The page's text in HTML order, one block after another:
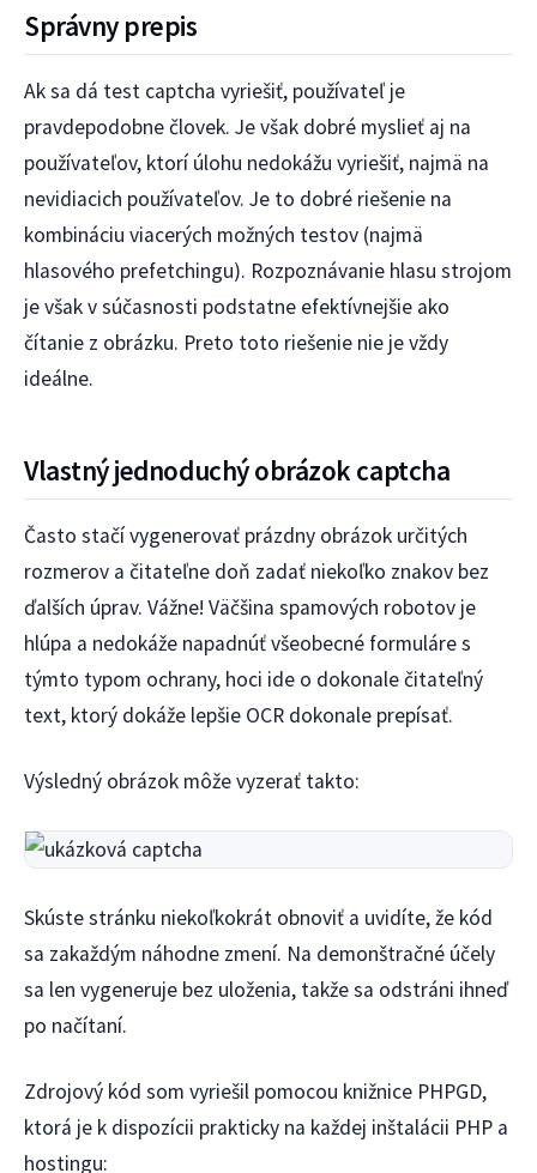
Správny prepis
Ak sa dá test captcha vyriešiť, používateľ je
pravdepodobne človek. Je však dobré myslieť aj na
používateľov, ktorí úlohu nedokážu vyriešiť, najmä na
nevidiacich používateľov. Je to dobré riešenie na
kombináciu viacerých možných testov (najmä
hlasového prefetchingu). Rozpoznávanie hlasu strojom
je však v súčasnosti podstatne efektívnejšie ako
čítanie z obrázku. Preto toto riešenie nie je vždy
ideálne.
Vlastný jednoduchý obrázok captcha
Často stačí vygenerovať prázdny obrázok určitých
rozmerov a čitateľne doň zadať niekoľko znakov bez
ďalších úprav. Vážne! Väčšina spamových robotov je
hlúpa a nedokáže napadnúť všeobecné formuláre s
týmto typom ochrany, hoci ide o dokonale čitateľný
text, ktorý dokáže lepšie OCR dokonale prepísať.
Výsledný obrázok môže vyzerať takto:
Skúste stránku niekoľkokrát obnoviť a uvidíte, že kód
sa zakaždým náhodne zmení. Na demonštračné účely
sa len vygeneruje bez uloženia, takže sa odstráni ihneď
po načítaní.
Zdrojový kód som vyriešil pomocou knižnice PHPGD,
ktorá je k dispozícii prakticky na každej inštalácii PHP a
hostingu: